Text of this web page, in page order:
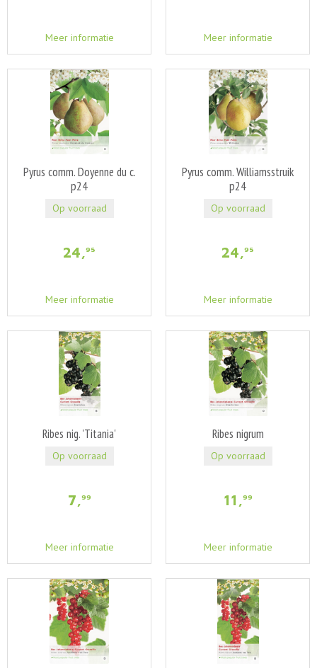
Meer informatie Meer informatie
Pyrus comm. Doyenne du c.
p24
24,95
Meer informatie
Op voorraad
Pyrus comm. Williamsstruik
p24
24,95
Meer informatie
Op voorraad
Ribes nig. 'Titania'
7,99
Meer informatie
Op voorraad
Ribes nigrum
11 ,99
Meer informatie
Op voorraad